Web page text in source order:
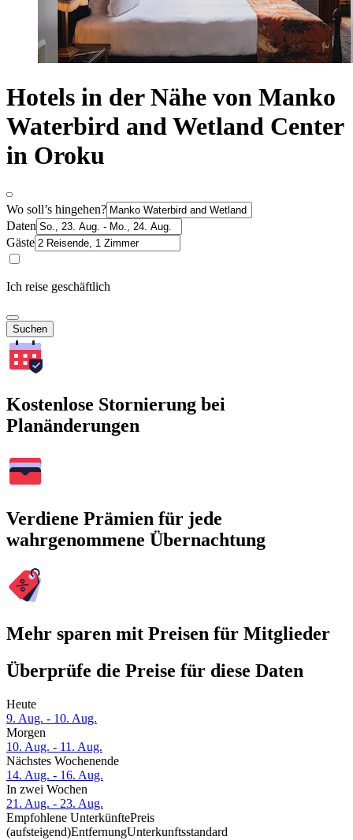
Hotels in der Nähe von Manko
Waterbird and Wetland Center
in Oroku
Wo soll’s hingehen?
Daten
Gäste
Ich reise geschäftlich
Suchen
Kostenlose Stornierung bei
Planänderungen
Verdiene Prämien für jede
wahrgenommene Übernachtung
Mehr sparen mit Preisen für Mitglieder
Überprüfe die Preise für diese Daten
Heute
9. Aug. - 10. Aug.
Morgen
10. Aug. - 11. Aug.
Nächstes Wochenende
14. Aug. - 16. Aug.
In zwei Wochen
21. Aug. - 23. Aug.
Empfohlene UnterkünftePreis
(aufsteigend)EntfernungUnterkunftsstandard